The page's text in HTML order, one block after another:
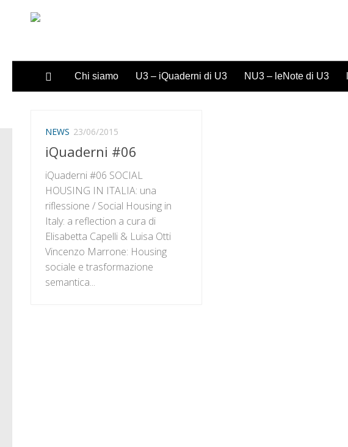
Sotto il contenuto
Chi siamo U3 – iQuaderni di U3 NU3 – leNote di U3
NEWS 23/06/2015
iQuaderni #06
iQuaderni #06 SOCIAL
HOUSING IN ITALIA: una
riflessione / Social Housing in
Italy: a reflection a cura di
Elisabetta Capelli & Luisa Otti
Vincenzo Marrone: Housing
sociale e trasformazione
semantica...